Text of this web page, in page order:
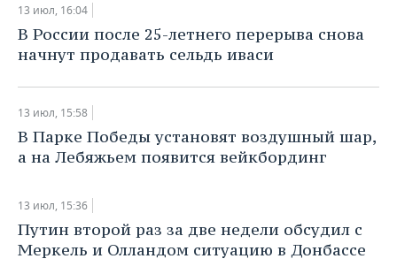
ИНВЕСТИЦИИ
НЕФТЕХИМИЯ
НЕФТЬ
ОПК
ЭНЕРГЕТИКА
НОВОСТИ БИЗНЕСА
РОЗНИЧНАЯ ТОРГОВЛЯ
ТРАНСПОРТ
УСЛУГИ
ТЕХНОЛОГИИ
НОВОСТИ ТЕХНОЛОГИЙ
IT
МЕДИА
МЕРОПРИЯТИЯ
НОВОСТИ МЕРОПРИЯТИЙ
ВЫЕЗДНАЯ РЕДАКЦИЯ
ONLINE-КОНФЕРЕНЦИИ
ОТКРЫТАЯ ЛЕКЦИЯ
СПОРТ
НОВОСТИ СПОРТА
ХОККЕЙ
БАСКЕТБОЛ
ОБЩЕСТВО
ВЛАСТЬ
ИНФРАСТРУКТУРА
СЮЖЕТЫ
СПРАВОЧНИК
13 июл, 16:04
В России после 25-летнего перерыва снова
начнут продавать сельдь иваси
13 июл, 15:58
В Парке Победы установят воздушный шар,
а на Лебяжьем появится вейкбординг
13 июл, 15:36
Путин второй раз за две недели обсудил с
Меркель и Олландом ситуацию в Донбассе